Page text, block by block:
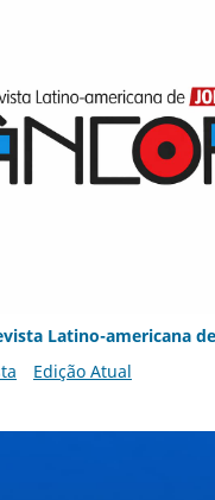
Latino-americana
Edição Atual